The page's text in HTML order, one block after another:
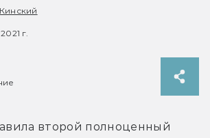
г.
второй полноценный